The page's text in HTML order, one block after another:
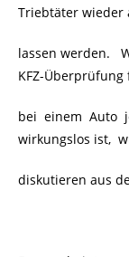
Triebtäter wieder
lassen werden.
KFZ-Überprüfung
bei einem Auto
wirkungslos ist,
diskutieren aus